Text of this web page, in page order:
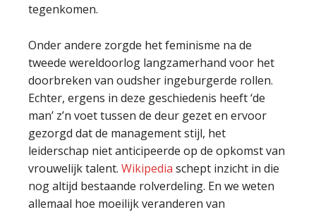
tegenkomen.
Onder andere zorgde het feminisme na de
tweede wereldoorlog langzamerhand voor het
doorbreken van oudsher ingeburgerde rollen.
Echter, ergens in deze geschiedenis heeft ‘de
man’ z’n voet tussen de deur gezet en ervoor
gezorgd dat de management stijl, het
leiderschap niet anticipeerde op de opkomst van
vrouwelijk talent. Wikipedia schept inzicht in die
nog altijd bestaande rolverdeling. En we weten
allemaal hoe moeilijk veranderen van